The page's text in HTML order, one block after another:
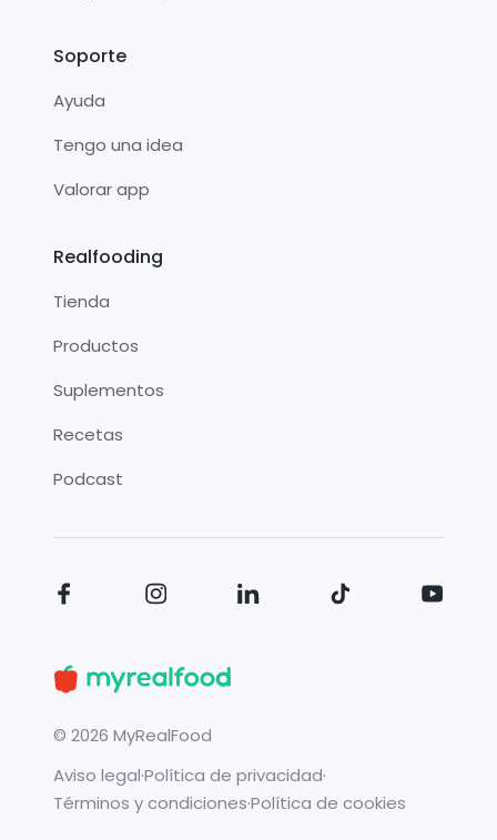
Soporte
Ayuda
Tengo una idea
Valorar app
Realfooding
Tienda
Productos
Suplementos
Recetas
Podcast
© 2026 MyRealFood
Aviso legal·Política de privacidad·
Términos y condiciones·Política de cookies